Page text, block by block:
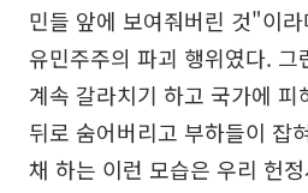
민들 앞에 보여줘버린 것"이
유민주주의 파괴 행위였다. 그
계속 갈라치기 하고 국가에 피
뒤로 숨어버리고 부하들이 잡
채 하는 이런 모습은 우리 헌